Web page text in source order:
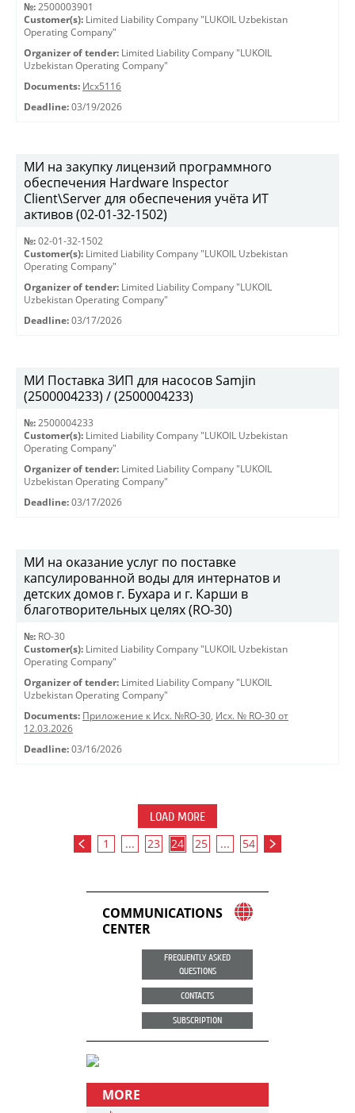
№: 2500003901
Customer(s): Limited Liability Company "LUKOIL Uzbekistan
Operating Company"
Organizer of tender: Limited Liability Company "LUKOIL
Uzbekistan Operating Company"
Documents: Исх5116
Deadline: 03/19/2026
МИ на закупку лицензий программного
обеспечения Hardware Inspector
Client\Server для обеспечения учёта ИТ
активов (02-01-32-1502)
№: 02-01-32-1502
Customer(s): Limited Liability Company "LUKOIL Uzbekistan
Operating Company"
Organizer of tender: Limited Liability Company "LUKOIL
Uzbekistan Operating Company"
Deadline: 03/17/2026
МИ Поставка ЗИП для насосов Samjin
(2500004233) / (2500004233)
№: 2500004233
Customer(s): Limited Liability Company "LUKOIL Uzbekistan
Operating Company"
Organizer of tender: Limited Liability Company "LUKOIL
Uzbekistan Operating Company"
Deadline: 03/17/2026
МИ на оказание услуг по поставке
капсулированной воды для интернатов и
детских домов г. Бухара и г. Карши в
благотворительных целях (RO-30)
№: RO-30
Customer(s): Limited Liability Company "LUKOIL Uzbekistan
Operating Company"
Organizer of tender: Limited Liability Company "LUKOIL
Uzbekistan Operating Company"
Documents: Приложение к Исх. №RO-30, Исх. № RO-30 от
12.03.2026
Deadline: 03/16/2026
LOAD MORE
1 ... 23 24 25 ... 54
COMMUNICATIONS
CENTER
FREQUENTLY ASKED
QUESTIONS
CONTACTS
SUBSCRIPTION
MORE